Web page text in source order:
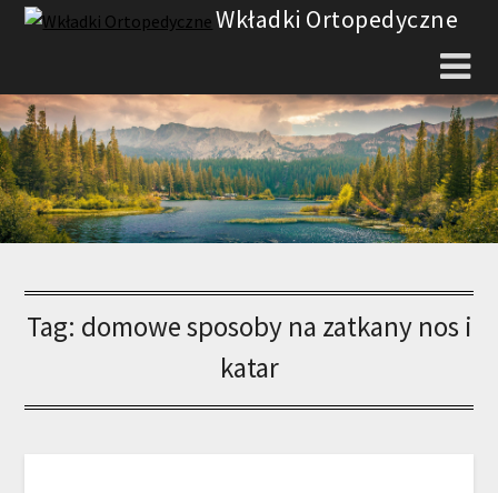
Skip
Wkładki Ortopedyczne
Tag: domowe sposoby na zatkany nos i
katar